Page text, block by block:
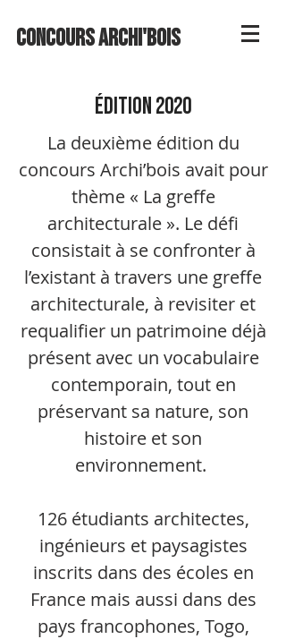
Concours ARCHI'BOIS
édition 2020
La deuxième édition du
concours Archi’bois avait pour
thème « La greffe
architecturale ». Le défi
consistait à se confronter à
l’existant à travers une greffe
architecturale, à revisiter et
requalifier un patrimoine déjà
présent avec un vocabulaire
contemporain, tout en
préservant sa nature, son
histoire et son
environnement.
126 étudiants architectes,
ingénieurs et paysagistes
inscrits dans des écoles en
France mais aussi dans des
pays francophones, Togo,